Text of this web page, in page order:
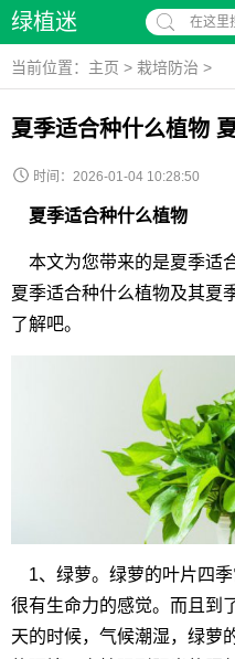
绿植迷 在这里
当前位置： 主页 > 栽培防治 >
夏季适合种什么植物
时间：2026-01-04 10:28:50
夏季适合种什么植物
本文为您带来的是夏季适
夏季适合种什么植物及其夏
了解吧。
1、绿萝。绿萝的叶片四
很有生命力的感觉。而且到
天的时候，气候潮湿，绿萝